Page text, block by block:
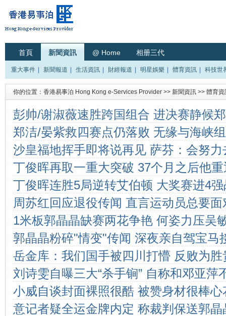
首頁 新聞資訊 @ Home 相册三代
重大事件 新聞報道 生活資訊 財經報道 明星娛樂 體育資訊 科技世
你的位置： 香港易事泊 Hong Kong e-Services Provider >> 新聞資訊 >> 體育資
彭帅/谢淑薇速胜跨国组合 进决赛静候
郑洁/晏紫救四赛点仍落败 无缘与海峡
沙皇福地挥手即将说再见 萨芬：会努
丁俊晖再取一重大突破 37个月之后他
丁俊晖连胜5局逆转艾伯顿 大奖赛进4
周苏红回应退役传闻 直言运动员总要
1米板郭晶晶缺赛两花争艳 何姿力压吴
郭晶晶粉碎"情变"传闻 深夜亲自驾宝马
岳金库：我们国手被四川打懵 反败为胜
刘诗雯自曝三大“杀手锏” 自称和邓亚萍
小威自谈封面裸照很酷 被赞身材很棒
意记者疑全运金牌内定 称裁判保送郭晶